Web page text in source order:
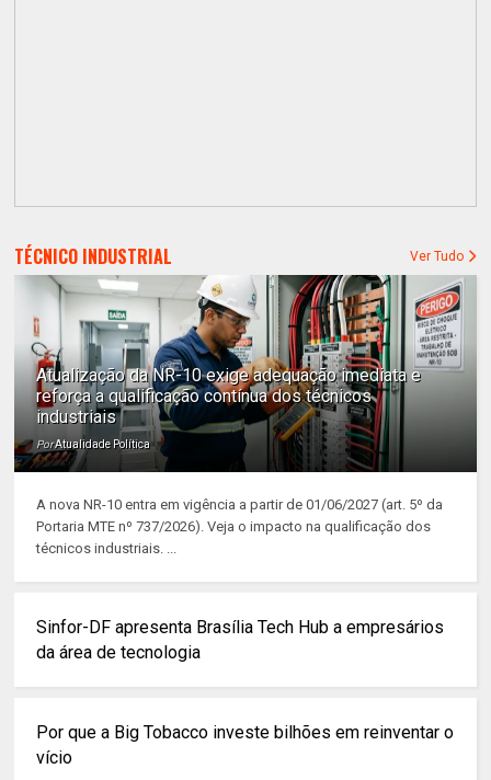
TÉCNICO INDUSTRIAL Ver Tudo
Atualização da NR-10 exige adequação imediata e
reforça a qualificação contínua dos técnicos
industriais
PorAtualidade Política
A nova NR-10 entra em vigência a partir de 01/06/2027 (art. 5º da
Portaria MTE nº 737/2026). Veja o impacto na qualificação dos
técnicos industriais. ...
Sinfor-DF apresenta Brasília Tech Hub a empresários
da área de tecnologia
Por que a Big Tobacco investe bilhões em reinventar o
vício